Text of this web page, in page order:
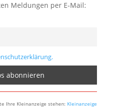
Meldungen per E-Mail:
Ihre Kleinanzeige stehen: Kleinanzeige